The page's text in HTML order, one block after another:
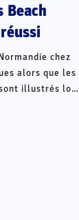
chez
alors que les
illustrés lors